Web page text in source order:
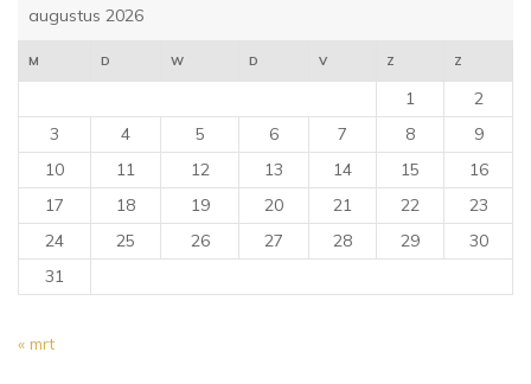
augustus 2026
M D W D V Z Z
1
2
3
4 5 6 7 8
9
10
11 12 13 14 15
16
17
18 19 20 21 22
23
24
25 26 27 28 29
30
31
« mrt